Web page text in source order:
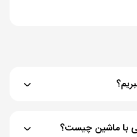
با ماشین چیست؟